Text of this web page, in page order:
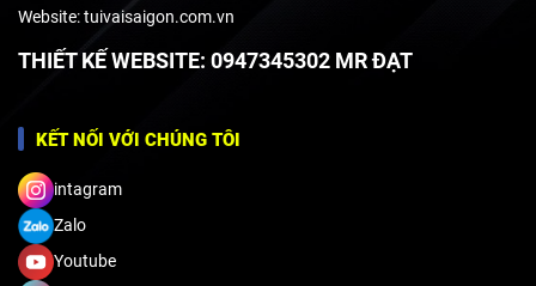
Website: tuivaisaigon.com.vn
THIẾT KẾ WEBSITE: 0947345302 MR ĐẠT
KẾT NỐI VỚI CHÚNG TÔI
intagram
Zalo
Youtube